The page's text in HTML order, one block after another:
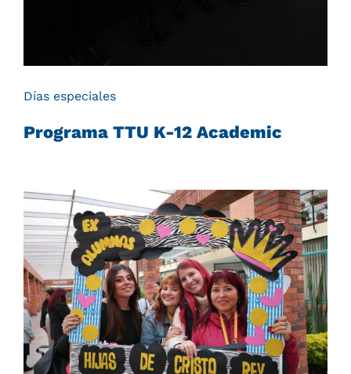
Días especiales
Programa TTU K-12 Academic